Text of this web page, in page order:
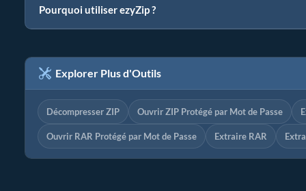
Pourquoi utiliser ezyZip ?
Explorer Plus d'Outils
Décompresser ZIP Ouvrir ZIP Protégé par Mot de Passe
Ouvrir RAR Protégé par Mot de Passe Extraire RAR